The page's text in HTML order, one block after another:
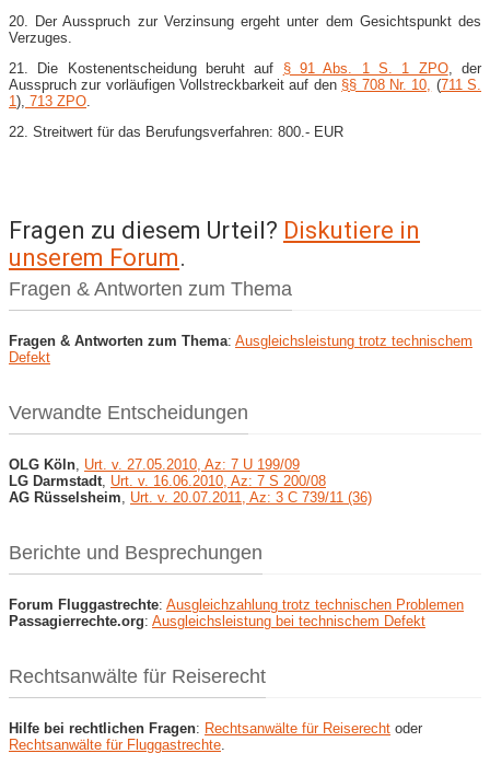
20. Der Ausspruch zur Verzinsung ergeht unter dem Gesichtspunkt des
Verzuges.
21. Die Kostenentscheidung beruht auf § 91 Abs. 1 S. 1 ZPO, der
Ausspruch zur vorläufigen Vollstreckbarkeit auf den §§ 708 Nr. 10, (711 S.
1), 713 ZPO
22. Streitwert für das Berufungsverfahren: 800.- EUR
Fragen zu diesem Urteil? Diskutiere in
unserem Forum.
Fragen & Antworten zum Thema
Fragen & Antworten zum Thema: Ausgleichsleistung trotz technischem
Defekt
Verwandte Entscheidungen
OLG Köln Urt. v. 27.05.2010, Az: 7 U 199/09
LG Darmstadt Urt. v. 16.06.2010, Az: 7 S 200/08
AG Rüsselsheim
Urt. v. 20.07.2011, Az: 3 C 739/11 (36)
Berichte und Besprechungen
Forum Fluggastrechte: Ausgleichzahlung trotz technischen Problemen
Passagierrechte.org: Ausgleichsleistung bei technischem Defekt
Rechtsanwälte für Reiserecht
Hilfe bei rechtlichen Fragen: Rechtsanwälte für Reiserecht oder
Rechtsanwälte für Fluggastrechte